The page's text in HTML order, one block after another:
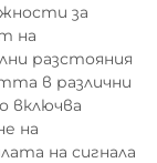
за
на
разстояния
в различни
включва
на
на сигнала